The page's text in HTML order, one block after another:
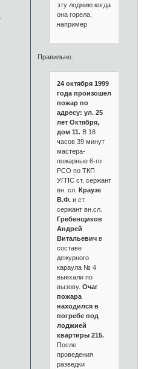
эту лоджию когда
она горела,
например
Правильно.
24 октября 1999
года произошел
пожар по
адресу: ул. 25
лет Октября,
дом 11.В 18
часов 39 минут
мастера-
пожарные 6-го
РСО по ТКП
УГПС ст. сержант
вн. сл. Краузе
В.Ф.и ст.
сержант вн.сл.
Гребенщиков
Андрей
Витальевичв
составе
дежурного
караула № 4
выехали по
вызову. Очаг
пожара
находился в
погребе под
лоджией
квартиры 215.
После
проведения
разведки